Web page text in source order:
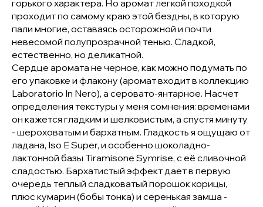
горького характера. Но аромат легкой походкой
проходит по самому краю этой бездны, в которую
пали многие, оставаясь осторожной и почти
невесомой полупрозрачной тенью. Сладкой,
естественно, но деликатной.
Сердце аромата не черное, как можно подумать по
его упаковке и флакону (аромат входит в коллекцию
Laboratorio In Nero), а серовато-янтарное. Насчет
определения текстуры у меня сомнения: временами
он кажется гладким и шелковистым, а спустя минуту
- шероховатым и бархатным. Гладкость я ощущаю от
ладана, Iso E Super, и особенно шоколадно-
лактонной базы Tiramisone Symrise, с её сливочной
сладостью. Бархатистый эффект дает в первую
очередь теплый сладковатый порошок корицы,
плюс кумарин (бобы тонка) и серенькая замша -